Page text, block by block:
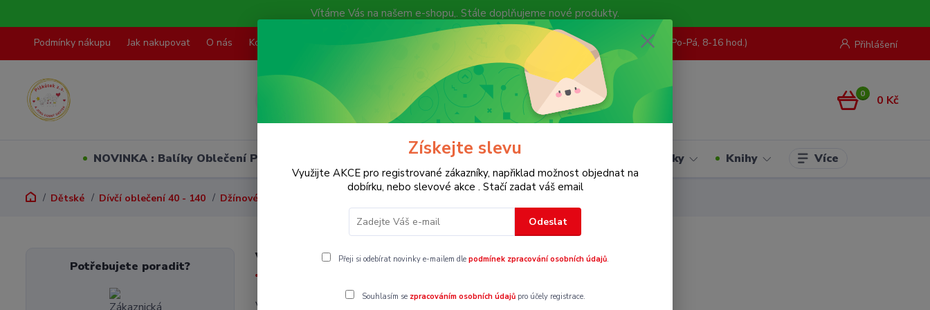
Vítáme Vás na našem e-shopu,. Stále doplňujeme nové produkty.
Podmínky nákupu Jak nakupovat O nás Kontakty Přihlášení
Hledat
Nevíte si rady? Zavolejte. + 420 773 967 062 (Po-Pá, 8-16 hod.)
0 0 Kč
NOVINKA : Balíky Oblečení PO VELIKOSTECH Dětské Dámské Hračky Knihy Více
Dětské Dívčí oblečení 40 - 140 Džínové bundy, větrovky
Vel. 122
V této kategorii nebylo nalezeno žádné zboží.
Potřebujete poradit?
Získejte slevu
Využijte AKCE pro registrované zákazníky, napřiklad možnost objednat na
dobírku, nebo slevové akce . Stačí zadat váš email
Odeslat
Přeji si odebírat novinky e-mailem dle podmínek zpracování osobních údajů.
Souhlasím se zpracováním osobních údajůpro účely registrace.